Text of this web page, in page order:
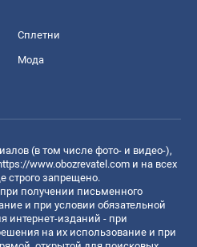
Сплетни
Мода
(в том числе фото- и видео-),
www.obozrevatel.com и на всех
строго запрещено.
получении письменного
и при условии обязательной
интернет-изданий - при
на их использование и при